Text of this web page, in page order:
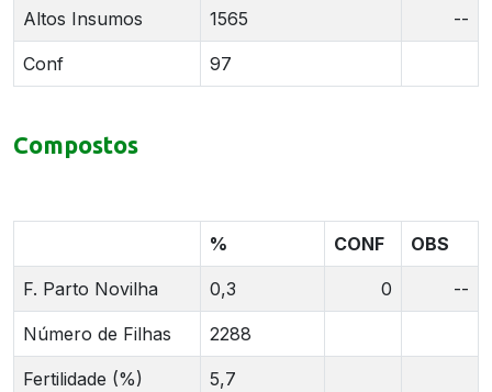
Altos Insumos 1565 --
Conf 97
Compostos
% CONF OBS
F. Parto Novilha 0,3 0 --
Número de Filhas 2288
Fertilidade (%) 5,7